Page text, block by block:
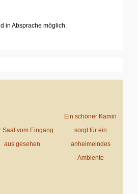
in Absprache möglich.
Saal vom Eingang
aus gesehen
Ein schöner Kamin
sorgt für ein
anheimelndes
Ambiente